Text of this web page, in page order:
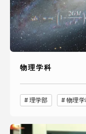
物理学科
理学部 物理学